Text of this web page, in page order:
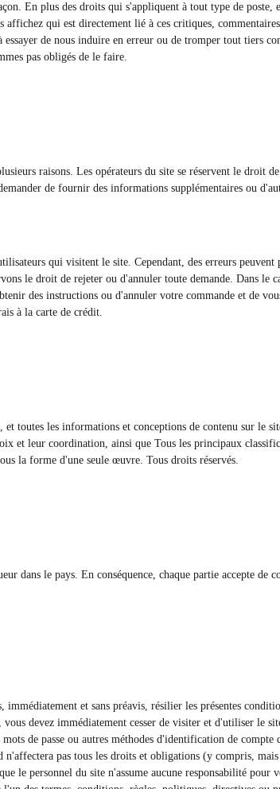
En plus des droits qui s'appliquent à tout type de poste,
qui est directement lié à ces critiques,
essayer de nous induire en erreur ou de tromper tout tiers
pas obligés de le faire.
raisons. Les opérateurs du site se réservent le droit
de fournir des informations supplémentaires ou
qui visitent le site. Cependant, des erreurs
le droit de rejeter ou d'annuler toute demande. Dans le
des instructions ou d'annuler votre commande et de
à la carte de crédit.
toutes les informations et conceptions de contenu sur le
et leur coordination, ainsi que Tous les principaux
la forme d'une seule œuvre. Tous droits réservés.
dans le pays. En conséquence, chaque partie accepte de
et sans préavis, résilier les présentes
devez immédiatement cesser de visiter et d'utiliser le
de passe ou autres méthodes d'identification de
pas tous les droits et obligations (y compris,
le personnel du site n'assume aucune responsabilité pour